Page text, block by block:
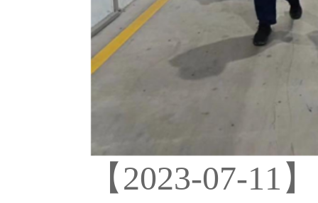
【2023-07-11】